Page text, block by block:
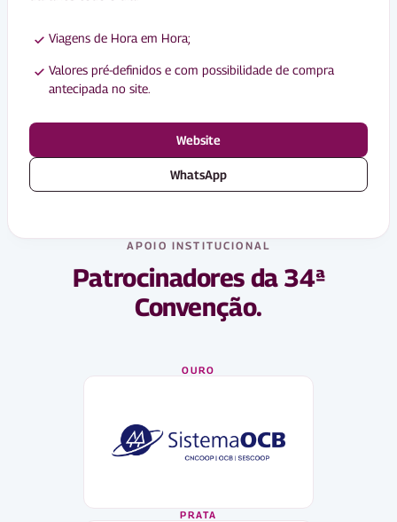
Viagens de Hora em Hora;
Valores pré-definidos e com possibilidade de compra
antecipada no site.
Website
WhatsApp
APOIO INSTITUCIONAL
Patrocinadores da 34ª
Convenção.
OURO
PRATA